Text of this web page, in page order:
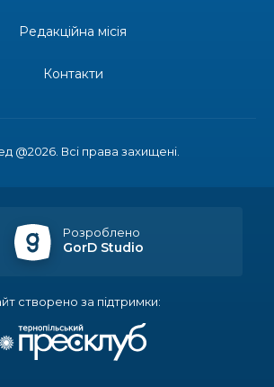
святом
для ВПО спростили, але з одним
бахмутян на фіналі Кубка України з
метань
@2026. Всі права захищені.
Редакційна місія
Контакти
Розроблено
GorD Studio
створено за підтримки: